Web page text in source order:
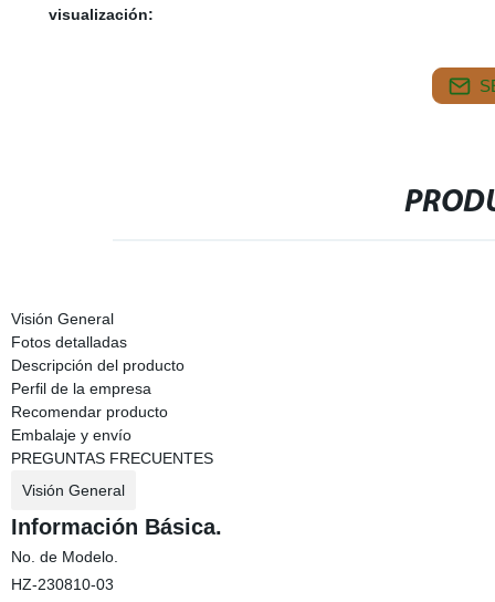
visualización:
Visión General
Fotos detalladas
Descripción del producto
Perfil de la empresa
Recomendar producto
Embalaje y envío
PREGUNTAS FRECUENTES
Visión General
Información Básica.
No. de Modelo.
HZ-230810-03